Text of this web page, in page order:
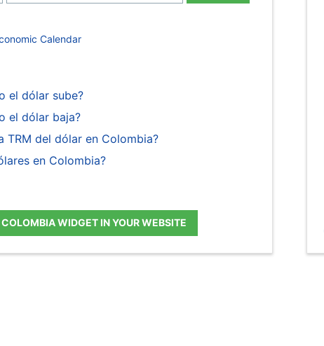
Calendar
el dólar sube?
el dólar baja?
TRM del dólar en Colombia?
en Colombia?
WIDGET IN YOUR WEBSITE